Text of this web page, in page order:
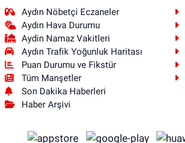
Aydın Nöbetçi Eczaneler
Aydın Hava Durumu
Aydin Namaz Vakitleri
Aydın Trafik Yoğunluk Haritası
Puan Durumu ve Fikstür
Tüm Manşetler
Son Dakika Haberleri
Haber Arşivi